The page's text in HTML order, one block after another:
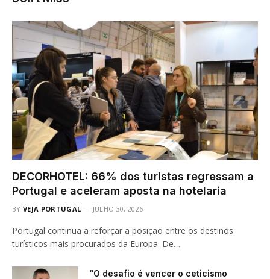
DECORHOTEL: 66% dos turistas regressam a
Portugal e aceleram aposta na hotelaria
BY VEJA PORTUGAL JULHO 30, 2026
Portugal continua a reforçar a posição entre os destinos
turísticos mais procurados da Europa. De…
“O desafio é vencer o ceticismo